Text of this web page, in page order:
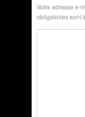
Votre adresse e-
obligatoires sont